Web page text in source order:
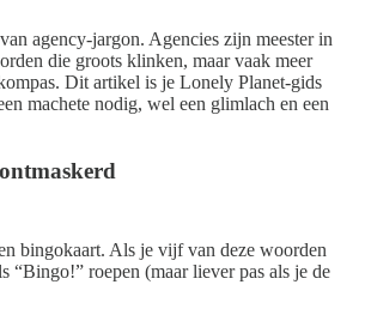
agency-jargon. Agencies zijn meester in
die groots klinken, maar vaak meer
Dit artikel is je Lonely Planet-gids
machete nodig, wel een glimlach en een
bingokaart. Als je vijf van deze woorden
“Bingo!” roepen (maar liever pas als je de